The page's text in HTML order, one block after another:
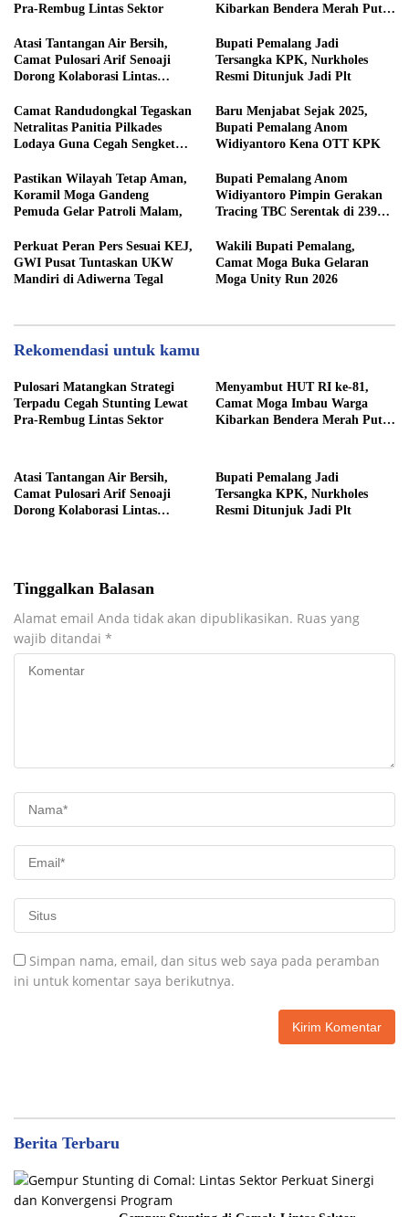
Pra-Rembug Lintas Sektor
Kibarkan Bendera Merah Putih
​Atasi Tantangan Air Bersih,
Camat Pulosari Arif Senoaji
Dorong Kolaborasi Lintas
​Bupati Pemalang Jadi
Tersangka KPK, Nurkholes
Resmi Ditunjuk Jadi Plt
​Camat Randudongkal Tegaskan
Netralitas Panitia Pilkades
Lodaya Guna Cegah Sengketa
​Baru Menjabat Sejak 2025,
Bupati Pemalang Anom
Widiyantoro Kena OTT KPK
Pastikan Wilayah Tetap Aman,
Koramil Moga Gandeng
Pemuda Gelar Patroli Malam,
Bupati Pemalang Anom
Widiyantoro Pimpin Gerakan
Tracing TBC Serentak di 239
Perkuat Peran Pers Sesuai KEJ,
GWI Pusat Tuntaskan UKW
Mandiri di Adiwerna Tegal
Wakili Bupati Pemalang,
Camat Moga Buka Gelaran
Moga Unity Run 2026
Rekomendasi untuk kamu
Pulosari Matangkan Strategi
Terpadu Cegah Stunting Lewat
Pra-Rembug Lintas Sektor
​Menyambut HUT RI ke-81,
Camat Moga Imbau Warga
Kibarkan Bendera Merah Putih
​Atasi Tantangan Air Bersih,
Camat Pulosari Arif Senoaji
Dorong Kolaborasi Lintas
​Bupati Pemalang Jadi
Tersangka KPK, Nurkholes
Resmi Ditunjuk Jadi Plt
Tinggalkan Balasan
Alamat email Anda tidak akan dipublikasikan. Ruas yang
wajib ditandai *
Simpan nama, email, dan situs web saya pada peramban
ini untuk komentar saya berikutnya.
Berita Terbaru